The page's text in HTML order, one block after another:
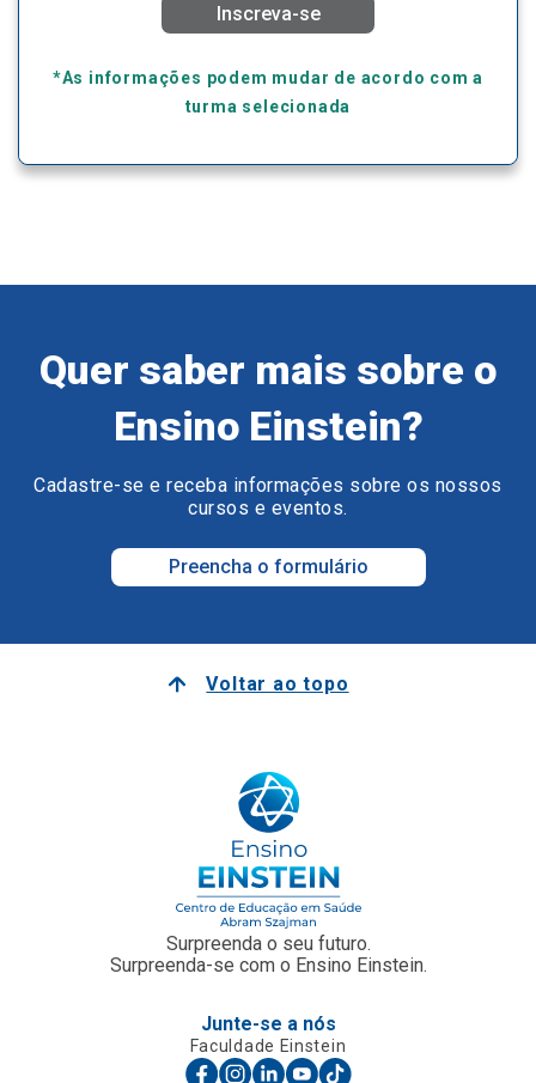
Inscreva-se
*As informações podem mudar de acordo com a
turma selecionada
Quer saber mais sobre o
Ensino Einstein?
Cadastre-se e receba informações sobre os nossos
cursos e eventos.
Preencha o formulário
Voltar ao topo
Surpreenda o seu futuro.
Surpreenda-se com o Ensino Einstein.
Junte-se a nós
Faculdade Einstein